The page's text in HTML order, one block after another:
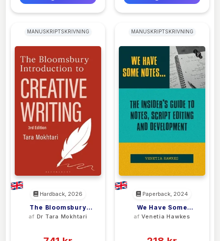
MANUSKRIPTSKRIVNING
Hardback, 2026
The Bloomsbury
Introduction To
af Dr Tara Mokhtari
MANUSKRIPTSKRIVNING
Paperback, 2024
We Have Some
Notes…
afVenetia Hawkes